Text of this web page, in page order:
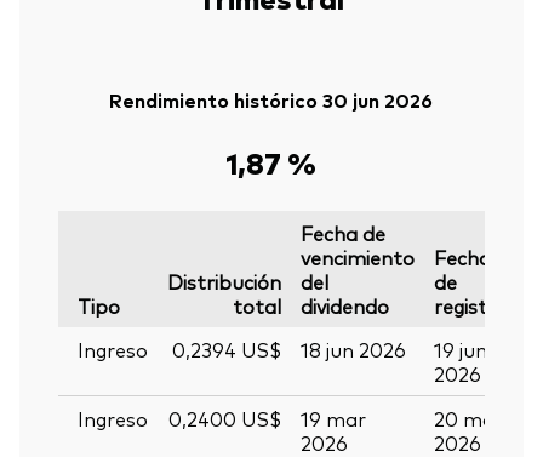
Rendimiento histórico 30 jun 2026
1,87 %
Tipo
Distribución
total
Fecha de
vencimiento
del
dividendo
Fecha
de
registro
Ingreso
0,2394 US$ 18 jun 2026
19 jun
2026
Ingreso
0,2400 US$
19 mar
2026
20 mar
2026